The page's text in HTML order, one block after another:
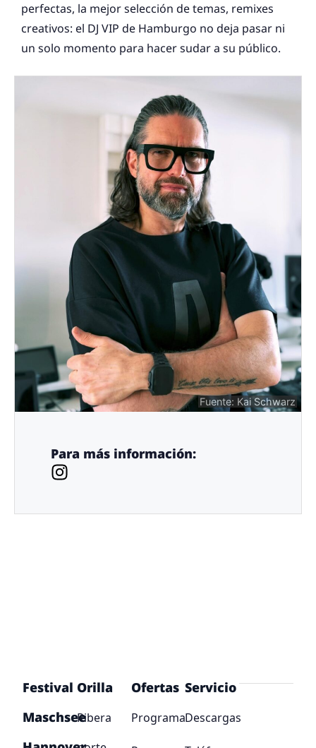
perfectas, la mejor selección de temas, remixes
creativos: el DJ VIP de Hamburgo no deja pasar ni
un solo momento para hacer sudar a su público.
Fuente: Kai Schwarz
Para más información:
Festival
Maschsee
Orilla
Ribera
Ofertas
Programa
Servicio
Descargas